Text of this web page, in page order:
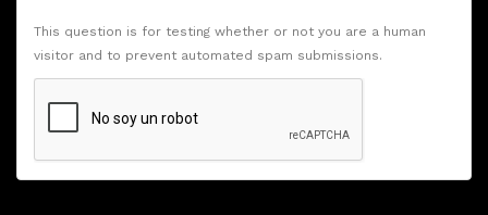
This question is for testing whether or not you are a human
visitor and to prevent automated spam submissions.